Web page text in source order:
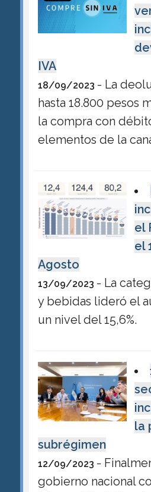
IVA
18/09/2023 - La
hasta 18.800 pesos
la compra con
elementos de la
el
el
Agosto
13/09/2023 - La
y bebidas lideró el
un nivel del 15,6%.
la
subrégimen
12/09/2023 -
gobierno nacional